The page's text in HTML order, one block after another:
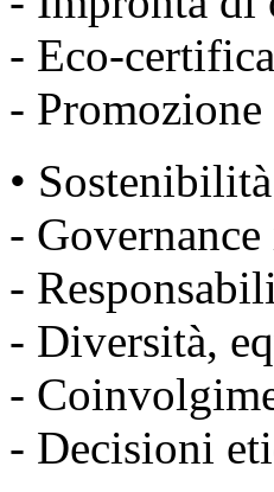
- Eco-
-
•
-
-
- Diversità,
-
- Decisioni